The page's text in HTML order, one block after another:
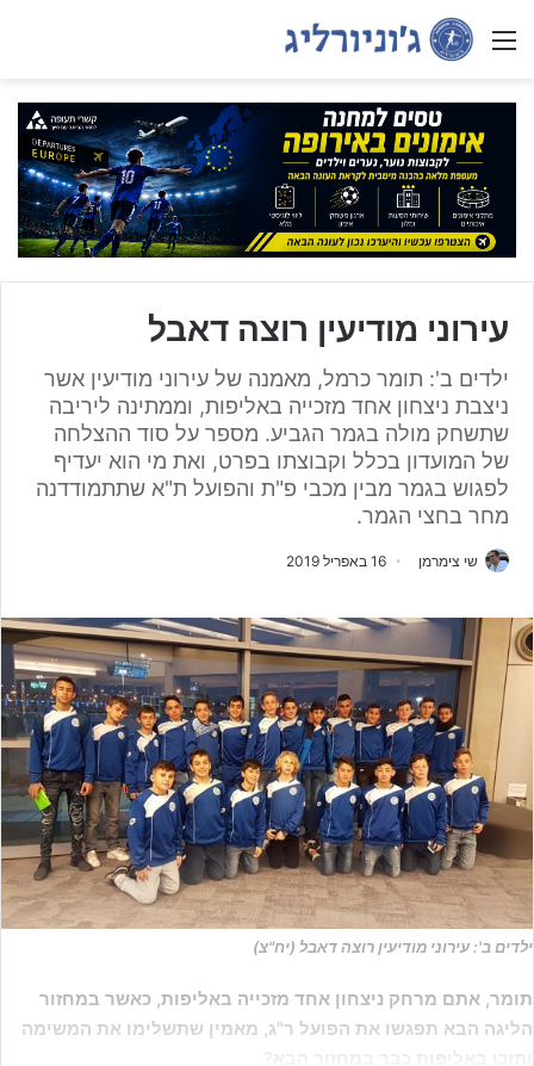
Menu
עירוני מודיעין רוצה דאבל
ילדים ב': תומר כרמל, מאמנה של עירוני מודיעין אשר
ניצבת ניצחון אחד מזכייה באליפות, וממתינה ליריבה
שתשחק מולה בגמר הגביע. מספר על סוד ההצלחה
של המועדון בכלל וקבוצתו בפרט, ואת מי הוא יעדיף
לפגוש בגמר מבין מכבי פ"ת והפועל ת"א שתתמודדנה
מחר בחצי הגמר.
שי צימרמן 16 באפריל 2019
ילדים ב': עירוני מודיעין רוצה דאבל (יח"צ)
תומר, אתם מרחק ניצחון אחד מזכייה באליפות, כאשר במחזור
הליגה הבא תפגשו את הפועל ר"ג, מאמין שתשלימו את המשימה
ותזכו באליפות כבר במחזור הבא?